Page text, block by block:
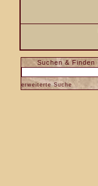
Suchen & Finden
erweiterte Suche